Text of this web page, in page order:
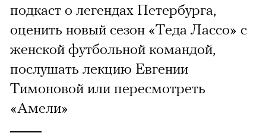
подкаст о легендах Петербурга,
оценить новый сезон «Теда Лассо» с
женской футбольной командой,
послушать лекцию Евгении
Тимоновой или пересмотреть
«Амели»